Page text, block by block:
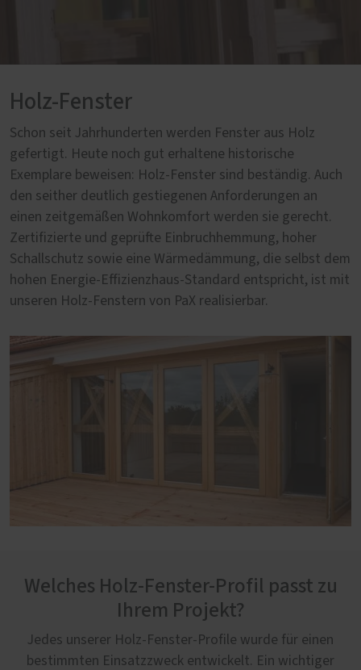
Holz-Fenster
Schon seit Jahrhunderten werden Fenster aus Holz
gefertigt. Heute noch gut erhaltene historische
Exemplare beweisen: Holz-Fenster sind beständig. Auch
den seither deutlich gestiegenen Anforderungen an
einen zeitgemäßen Wohnkomfort werden sie gerecht.
Zertifizierte und geprüfte Einbruchhemmung, hoher
Schallschutz sowie eine Wärmedämmung, die selbst dem
hohen Energie-Effizienzhaus-Standard entspricht, ist mit
unseren Holz-Fenstern von PaX realisierbar.
Welches Holz-Fenster-Profil passt zu
Ihrem Projekt?
Jedes unserer Holz-Fenster-Profile wurde für einen
bestimmten Einsatzzweck entwickelt. Ein wichtiger